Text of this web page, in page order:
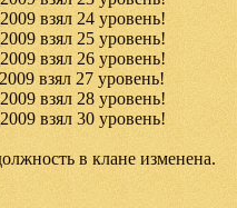
взял 24 уровень!
взял 25 уровень!
взял 26 уровень!
взял 27 уровень!
взял 28 уровень!
взял 30 уровень!
в клане изменена.